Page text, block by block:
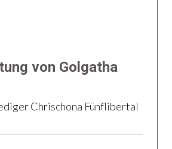
von Golgatha
Chrischona Fünflibertal